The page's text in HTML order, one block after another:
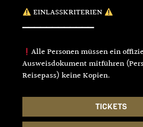
EINLASSKRITERIEN
▔▔▔▔▔▔▔▔▔▔▔▔
Alle Personen müssen ein
Ausweisdokument mitführen
Reisepass) keine Kopien.
TICKETS